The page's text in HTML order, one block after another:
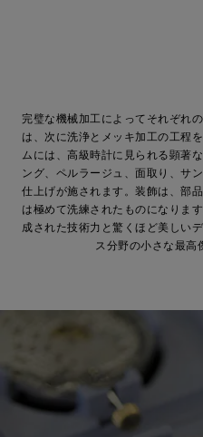
完璧な機械加工によってそれぞれ
は、次に洗浄とメッキ加工の工程
ムには、高級時計に見られる顕著
ング、ペルラージュ、面取り、サ
仕上げが施されます。装飾は、部
は極めて洗練されたものになりま
成された技術力と驚くほど美しい
ス分野の小さな最高